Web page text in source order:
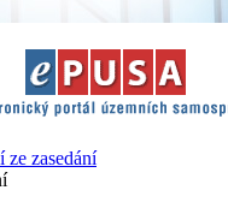
ze zasedání